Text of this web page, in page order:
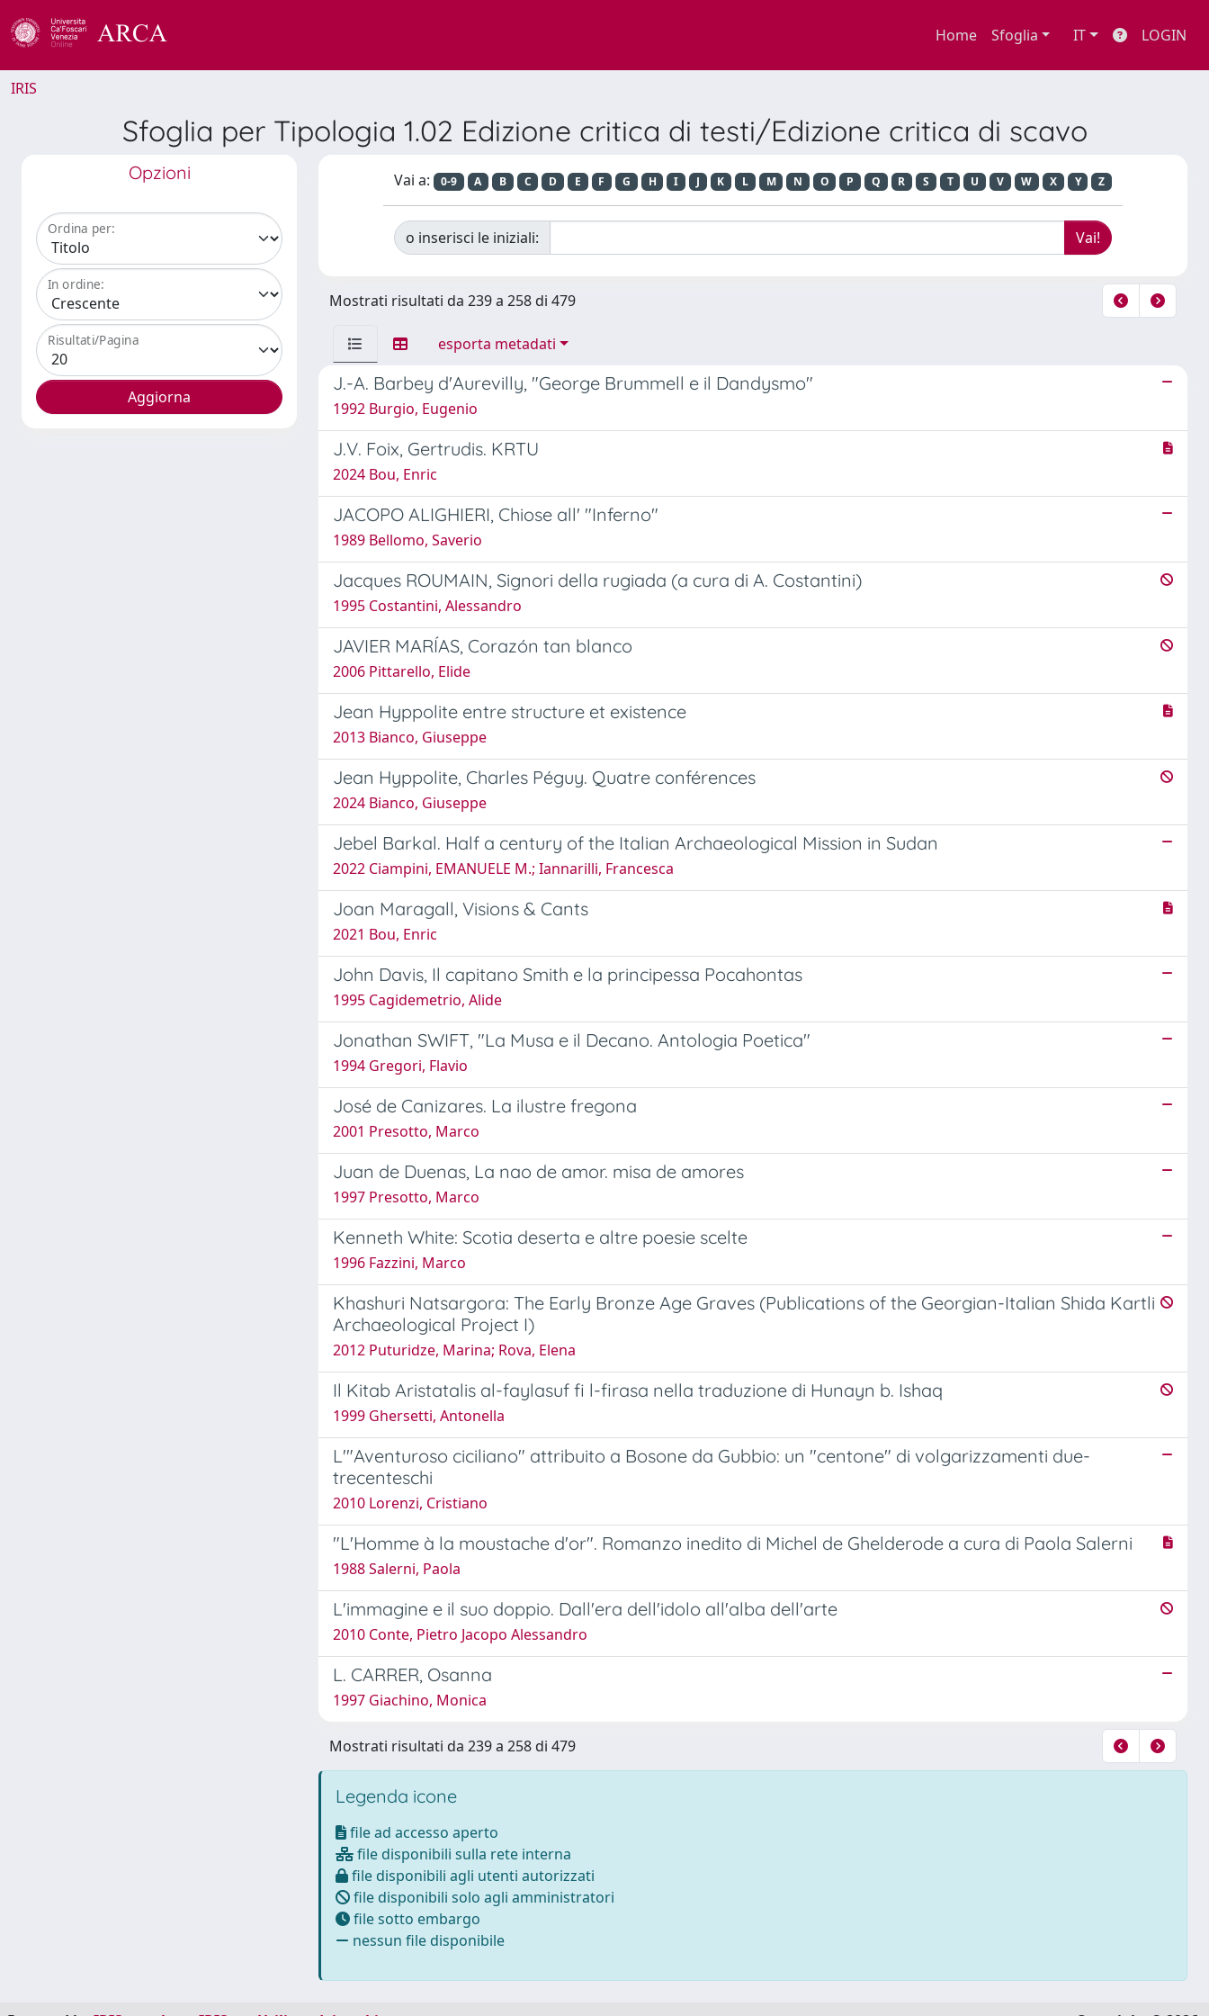
Home Sfoglia IT LOGIN
IRIS
Sfoglia per Tipologia 1.02 Edizione critica di testi/Edizione critica di scavo
Opzioni
Ordina per:
In ordine:
Risultati/Pagina
Vai a: 0-9 A B C D E F G H I J K L M N O P Q R S T U V W X Y Z
o inserisci le iniziali:
Mostrati risultati da 239 a 258 di 479
esporta metadati
J.-A. Barbey d'Aurevilly, "George Brummell e il Dandysmo"
1992 Burgio, Eugenio
J.V. Foix, Gertrudis. KRTU
2024 Bou, Enric
JACOPO ALIGHIERI, Chiose all' "Inferno"
1989 Bellomo, Saverio
Jacques ROUMAIN, Signori della rugiada (a cura di A. Costantini)
1995 Costantini, Alessandro
JAVIER MARÍAS, Corazón tan blanco
2006 Pittarello, Elide
Jean Hyppolite entre structure et existence
2013 Bianco, Giuseppe
Jean Hyppolite, Charles Péguy. Quatre conférences
2024 Bianco, Giuseppe
Jebel Barkal. Half a century of the Italian Archaeological Mission in Sudan
2022 Ciampini, EMANUELE M.; Iannarilli, Francesca
Joan Maragall, Visions & Cants
2021 Bou, Enric
John Davis, Il capitano Smith e la principessa Pocahontas
1995 Cagidemetrio, Alide
Jonathan SWIFT, "La Musa e il Decano. Antologia Poetica"
1994 Gregori, Flavio
José de Canizares. La ilustre fregona
2001 Presotto, Marco
Juan de Duenas, La nao de amor. misa de amores
1997 Presotto, Marco
Kenneth White: Scotia deserta e altre poesie scelte
1996 Fazzini, Marco
Khashuri Natsargora: The Early Bronze Age Graves (Publications of the Georgian-Italian Shida Kartli
Archaeological Project I)
2012 Puturidze, Marina; Rova, Elena
Il Kitab Aristatalis al-faylasuf fi l-firasa nella traduzione di Hunayn b. Ishaq
1999 Ghersetti, Antonella
L'"Aventuroso ciciliano" attribuito a Bosone da Gubbio: un "centone" di volgarizzamenti due-
trecenteschi
2010 Lorenzi, Cristiano
"L'Homme à la moustache d'or". Romanzo inedito di Michel de Ghelderode a cura di Paola Salerni
1988 Salerni, Paola
L'immagine e il suo doppio. Dall'era dell'idolo all'alba dell'arte
2010 Conte, Pietro Jacopo Alessandro
L. CARRER, Osanna
1997 Giachino, Monica
Mostrati risultati da 239 a 258 di 479
Legenda icone
file ad accesso aperto
file disponibili sulla rete interna
file disponibili agli utenti autorizzati
file disponibili solo agli amministratori
file sotto embargo
nessun file disponibile